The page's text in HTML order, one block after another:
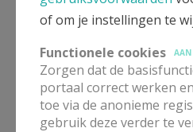
(Liesbeth List)
Honderd en vier jaar staat voor
verlangens, gevoelens, vreugde,
of om je instellingen te
Functionele cookies
AAN
Zorgen dat de
portaal correct werken
toe via de anonieme
gebruik deze verder te